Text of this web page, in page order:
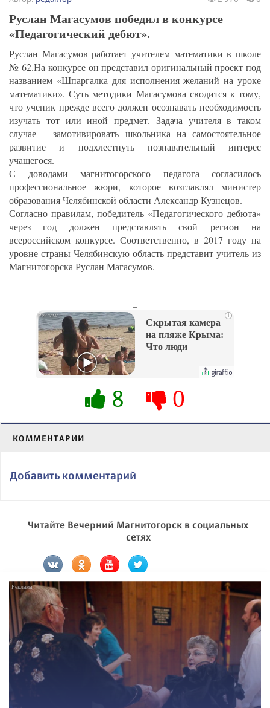
Руслан Магасумов победил в конкурсе
«Педагогический дебют».
Руслан Магасумов работает учителем математики в школе
№ 62.На конкурсе он представил оригинальный проект под
названием «Шпаргалка для исполнения желаний на уроке
математики». Суть методики Магасумова сводится к тому,
что ученик прежде всего должен осознавать необходимость
изучать тот или иной предмет. Задача учителя в таком
случае – замотивировать школьника на самостоятельное
развитие и подхлестнуть познавательный интерес
учащегося.
С доводами магнитогорского педагога согласилось
профессиональное жюри, которое возглавлял министер
образования Челябинской области Александр Кузнецов.
Согласно правилам, победитель «Педагогического дебюта»
через год должен представлять свой регион на
всероссийском конкурсе. Соответственно, в 2017 году на
уровне страны Челябинскую область представит учитель из
Магнитогорска Руслан Магасумов.
i
Скрытая камера
на пляже Крыма:
Что люди
их не видят...
8 0
КОММЕНТАРИИ
Добавить комментарий
Читайте Вечерний Магнитогорск в социальных
сетях